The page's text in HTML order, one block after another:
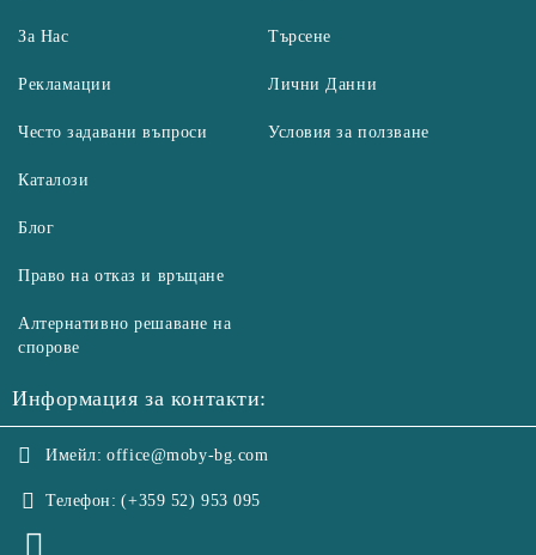
За Нас
Рекламации
Често задавани въпроси
Търсене
Лични Данни
Условия за ползване
Каталози
Блог
Право на отказ и връщане
Алтернативно решаване на
спорове
Информация за контакти:
Имейл: office@moby-bg.com
Телефон: (+359 52) 953 095